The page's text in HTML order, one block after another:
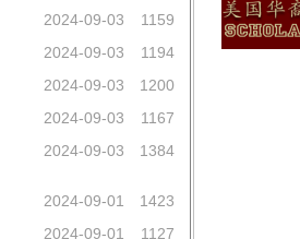
2024-09-03 1159
2024-09-03 1194
2024-09-03 1200
2024-09-03 1167
2024-09-03 1384
2024-09-01 1423
2024-09-01 1127